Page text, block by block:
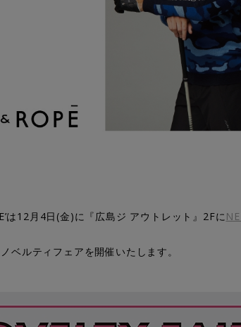
は12月4日(金)に『広島ジ アウトレット』2Fに
ベルティフェアを開催いたします。